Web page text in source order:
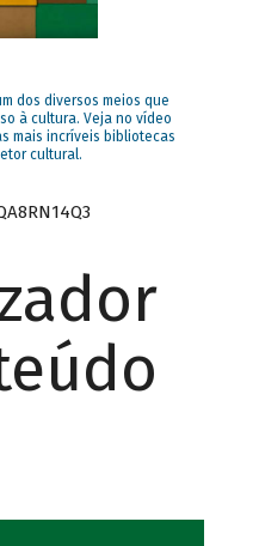
dos diversos meios que
à cultura. Veja no vídeo
mais incríveis bibliotecas
cultural.